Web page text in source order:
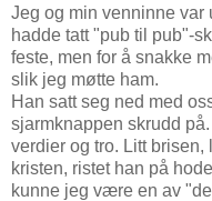
Jeg og min venninne var
hadde tatt "pub til pub"-
feste, men for å snakke
slik jeg møtte ham.
Han satt seg ned med
sjarmknappen skrudd
verdier og tro. Litt
kristen, ristet han på
kunne jeg være en av